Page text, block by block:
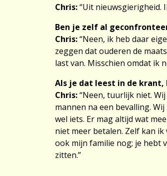
Chris:“Uit nieuwsgierigheid.
Ben je zelf al
Chris:“Neen, ik heb daar
zeggen dat ouderen de
last van. Misschien omdat ik
Als je dat leest in de
Chris:“Neen, tuurlijk niet.
mannen na een bevalling.
wel iets. Er mag altijd wat
niet meer betalen. Zelf kan
ook mijn familie nog; je hebt
zitten.”